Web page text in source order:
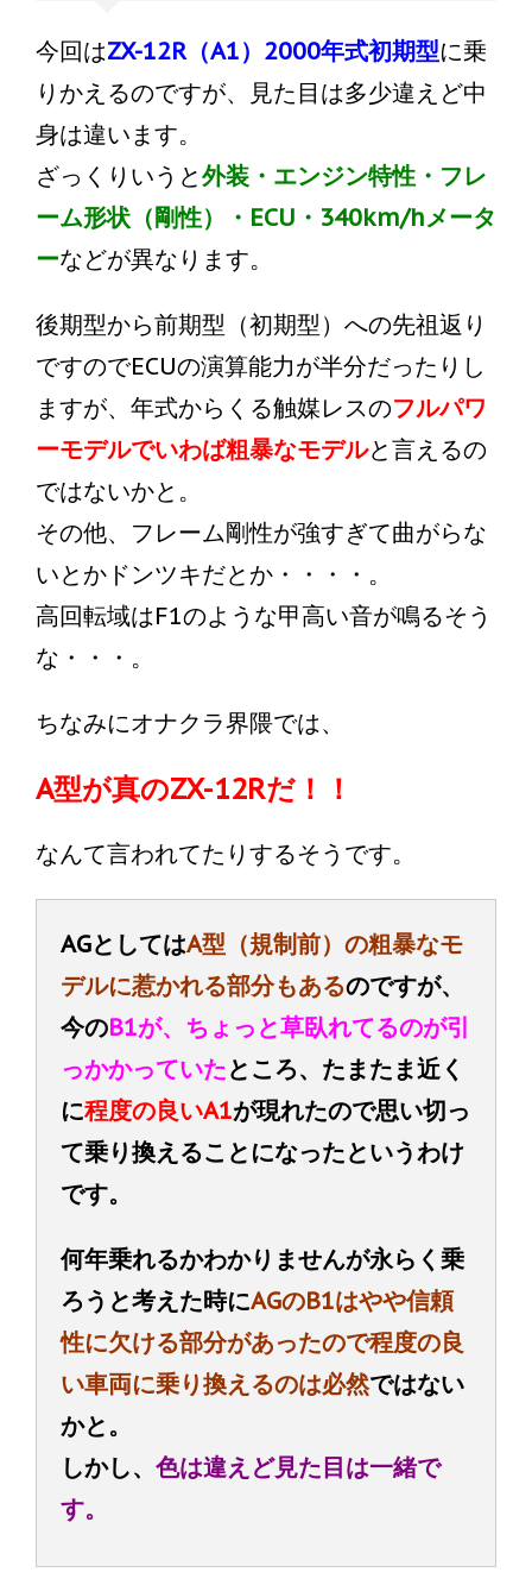
今回はZX-12R（A1）2000年式初期型に乗
りかえるのですが、見た目は多少違えど中
身は違います。
ざっくりいうと外装・エンジン特性・フレ
ーム形状（剛性）・ECU・340km/hメータ
ーなどが異なります。
後期型から前期型（初期型）への先祖返り
ですのでECUの演算能力が半分だったりし
ますが、年式からくる触媒レスのフルパワ
ーモデルでいわば粗暴なモデルと言えるの
ではないかと。
その他、フレーム剛性が強すぎて曲がらな
いとかドンツキだとか・・・・。
高回転域はF1のような甲高い音が鳴るそう
な・・・。
ちなみにオナクラ界隈では、
A型が真のZX-12Rだ！！
なんて言われてたりするそうです。
AGとしてはA型（規制前）の粗暴なモ
デルに惹かれる部分もあるのですが、
今のB1が、ちょっと草臥れてるのが引
っかかっていたところ、たまたま近く
に程度の良いA1が現れたので思い切っ
て乗り換えることになったというわけ
です。
何年乗れるかわかりませんが永らく乗
ろうと考えた時にAGのB1はやや信頼
性に欠ける部分があったので程度の良
い車両に乗り換えるのは必然ではない
かと。
しかし、 色は違えど見た目は一緒で
す。